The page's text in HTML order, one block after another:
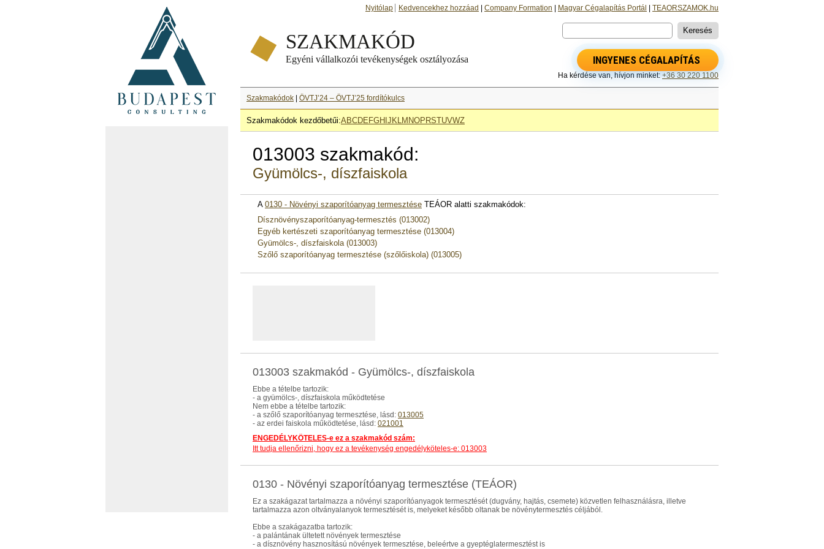
Nyitólap Kedvencekhez hozzáad Company Formation Magyar Cégalapítás Portál TEAORSZAMOK.hu
INGYENES CÉGALAPÍTÁS
Ha kérdése van, hívjon minket: +36 30 220 1100
Szakmakódok ÖVTJ’24 – ÖVTJ’25 fordítókulcs
Szakmakódok kezdőbetűi:ABCDE FGH J KLM NOP RSTUVWZ
013003 szakmakód:
Gyümölcs-, díszfaiskola
A 0130 - Növényi szaporítóanyag termesztése TEÁOR alatti szakmakódok:
Dísznövényszaporítóanyag-termesztés (013002)
Egyéb kertészeti szaporítóanyag termesztése (013004)
Gyümölcs-, díszfaiskola (013003)
Szőlő szaporítóanyag termesztése (szőlőiskola) (013005)
013003 szakmakód - Gyümölcs-, díszfaiskola
Ebbe a tételbe tartozik:
- a gyümölcs-, díszfaiskola működtetése
Nem ebbe a tételbe tartozik:
- a szőlő szaporítóanyag termesztése, lásd: 013005
- az erdei faiskola működtetése, lásd: 021001
ENGEDÉLYKÖTELES-e ez a szakmakód szám:
Itt tudja ellenőrizni, hogy ez a tevékenység engedélyköteles-e: 013003
0130 - Növényi szaporítóanyag termesztése (TEÁOR)
Ez a szakágazat tartalmazza a növényi szaporítóanyagok termesztését (dugvány, hajtás, csemete) közvetlen felhasználásra, illetve
tartalmazza azon oltványalanyok termesztését is, melyeket később oltanak be növénytermesztés céljából.
Ebbe a szakágazatba tartozik:
- a palántának ültetett növények termesztése
- a dísznövény hasznosítású növények termesztése, beleértve a gyeptéglatermesztést is